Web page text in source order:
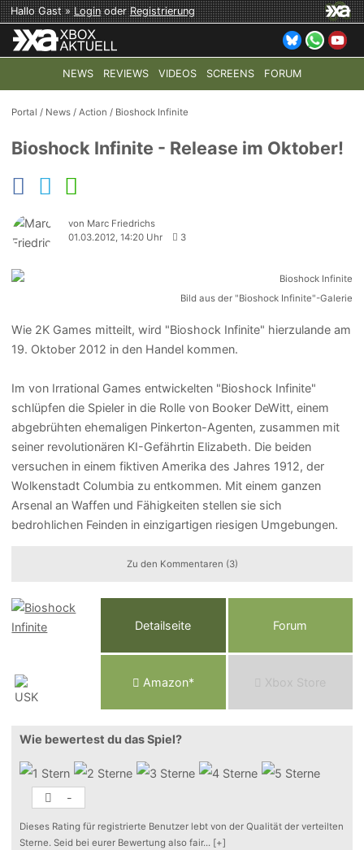
Hallo Gast »LoginoderRegistrierung
NEWS REVIEWS VIDEOS SCREENS FORUM
TOP-THEMEN: COD: MODERN WARFARE 4 HALO:
Portal / News /Action / Bioshock Infinite
Bioshock Infinite - Release im Oktober!
von Marc Friedrichs
01.03.2012, 14:20 Uhr
3
Bild aus der "Bioshock Infinite"-Galerie
Wie 2K Games mitteilt, wird "Bioshock Infinite" hierzulande am
19. Oktober 2012 in den Handel kommen.
Im von Irrational Games entwickelten "Bioshock Infinite"
schlüpfen die Spieler in die Rolle von Booker DeWitt, einem
abgebrühten ehemaligen Pinkerton-Agenten, zusammen mit
seiner revolutionären KI-Gefährtin Elizabeth. Die beiden
versuchen in einem fiktiven Amerika des Jahres 1912, der
Wolkenstadt Columbia zu entkommen. Mit einem ganzen
Arsenal an Waffen und Fähigkeiten stellen sie sich
bedrohlichen Feinden in einzigartigen riesigen Umgebungen.
Zu den Kommentaren (3)
Detailseite Forum
Amazon* Xbox Store
Wie bewertest du das Spiel?
-
Dieses Rating für registrierte Benutzer lebt von der Qualität der verteilten
Sterne. Seid bei eurer Bewertung also fair... [+]